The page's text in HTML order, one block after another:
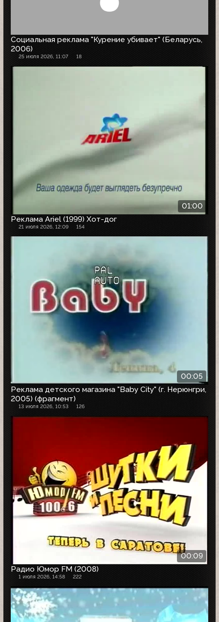
Социальная реклама "Курение убивает" (Беларусь,
2006)
25 июля 2026, 11:07 18
01:00
Реклама Ariel (1999) Хот-дог
21 июля 2026, 12:09 154
00:05
Реклама детского магазина "Baby City" (г. Нерюнгри,
2005) (фрагмент)
13 июля 2026, 10:53 126
00:09
Радио Юмор FM (2008)
1 июля 2026, 14:58 222